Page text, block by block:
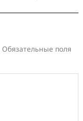
Обязательные поля